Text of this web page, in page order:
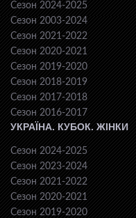
Сезон 2024-2025
Сезон 2003-2024
Сезон 2021-2022
Сезон 2020-2021
Сезон 2019-2020
Сезон 2018-2019
Сезон 2017-2018
Сезон 2016-2017
УКРАЇНА. КУБОК. ЖІНКИ
Сезон 2024-2025
Сезон 2023-2024
Сезон 2021-2022
Сезон 2020-2021
Сезон 2019-2020